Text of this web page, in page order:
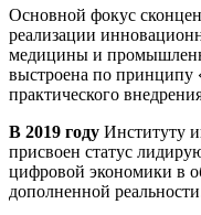
Основной фокус
реализации
медицины и
выстроена по принципу
практического
В 2019 году Институту
присвоен статус
цифровой экономики в
дополненной